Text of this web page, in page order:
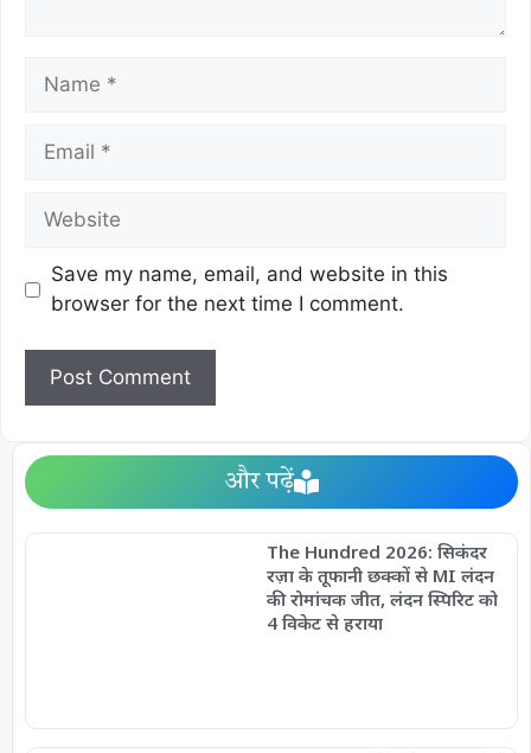
Save my name, email, and website in this
browser for the next time I comment.
और पढ़ें
The Hundred 2026: सिकंदर
रज़ा के तूफानी छक्कों से MI लंदन
की रोमांचक जीत, लंदन स्पिरिट को
4 विकेट से हराया